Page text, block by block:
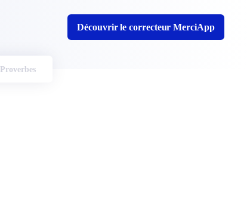
Découvrir le correcteur MerciApp
Proverbes